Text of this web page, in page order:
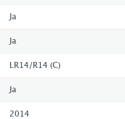
Ja
Ja
LR14/R14 (C)
Ja
2014